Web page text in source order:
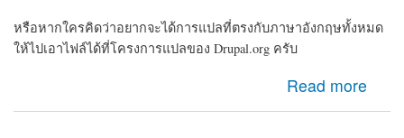
หรือหากใครคิดว่าอยากจะได้การแปลที่ตรงกับภาษาอังกฤษทั้งหมด
ให้ไปเอาไฟล์ได้ที่โครงการแปลของ Drupal.org ครับ
Read more